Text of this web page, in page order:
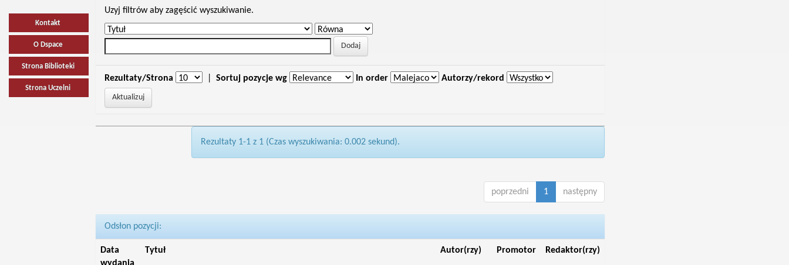
Kontakt
O Dspace
Strona Biblioteki
Strona Uczelni
Uzyj filtrów aby zagęścić wyszukiwanie.
Rezultaty/Strona Sortuj pozycje wg In order Autorzy/rekord
Rezultaty 1-1 z 1 (Czas wyszukiwania: 0.002 sekund).
poprzedni 1 następny
Odsłon pozycji:
Data
Tytuł Autor(rzy) Promotor Redaktor(rzy)